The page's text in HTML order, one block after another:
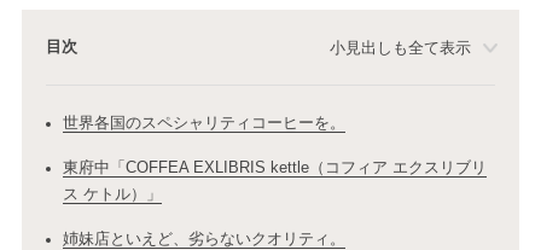
目次 小見出しも全て表示
世界各国のスペシャリティコーヒーを。
東府中「COFFEA EXLIBRIS kettle（コフィア エクスリブリ
ス ケトル）」
姉妹店といえど、劣らないクオリティ。